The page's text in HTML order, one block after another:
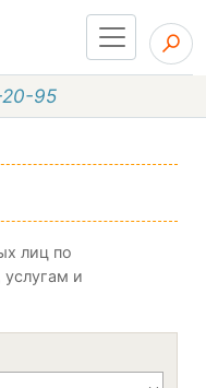
95
лиц по
и